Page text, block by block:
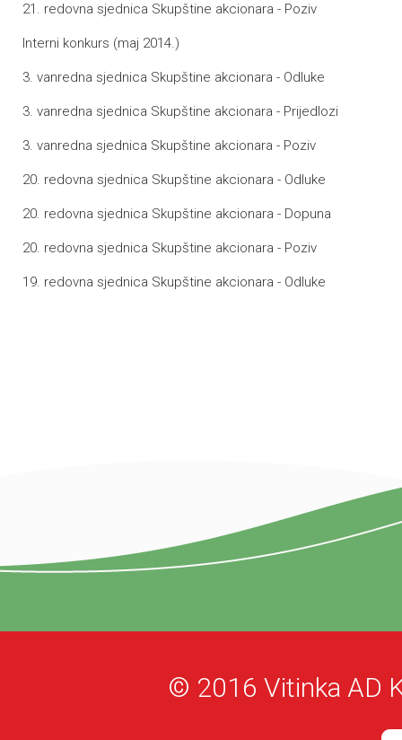
21. redovna sjednica Skupštine akcionara - Poziv
Interni konkurs (maj 2014.)
3. vanredna sjednica Skupštine akcionara - Odluke
3. vanredna sjednica Skupštine akcionara - Prijedlozi
3. vanredna sjednica Skupštine akcionara - Poziv
20. redovna sjednica Skupštine akcionara - Odluke
20. redovna sjednica Skupštine akcionara - Dopuna
20. redovna sjednica Skupštine akcionara - Poziv
19. redovna sjednica Skupštine akcionara - Odluke
© 2016 Vitinka AD